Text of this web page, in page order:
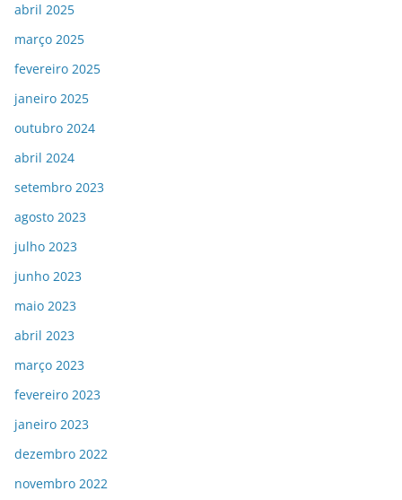
abril 2025
março 2025
fevereiro 2025
janeiro 2025
outubro 2024
abril 2024
setembro 2023
agosto 2023
julho 2023
junho 2023
maio 2023
abril 2023
março 2023
fevereiro 2023
janeiro 2023
dezembro 2022
novembro 2022